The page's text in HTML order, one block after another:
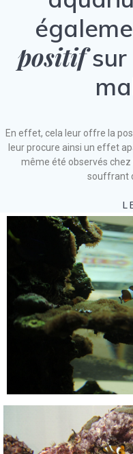
positifsur
En effet, cela leur offre la
leur procure ainsi un effet
même été observés
souffrant